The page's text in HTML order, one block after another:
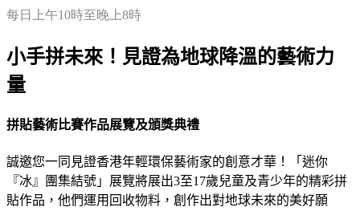
每日上午10時至晚上8時
小手拼未來！見證為地球降溫的藝術力
量
拼貼藝術比賽作品展覽及頒獎典禮
誠邀您一同見證香港年輕環保藝術家的創意才華！「迷你
『冰』團集結號」展覽將展出3至17歲兒童及青少年的精彩拼
貼作品，他們運用回收物料，創作出對地球未來的美好願